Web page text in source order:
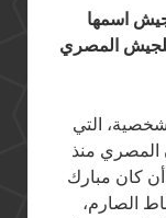
اسمها
المصري
التي
المصري منذ
أن كان مبارك
الصارم،